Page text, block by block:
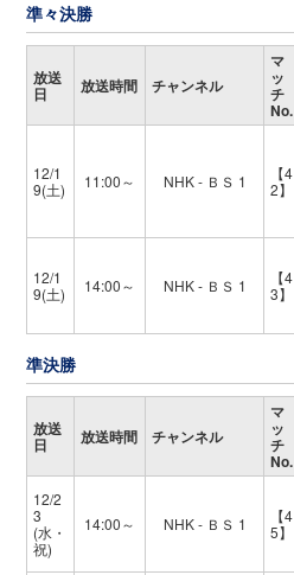
準々決勝
放送
日 放送時間 チャンネル
マ
ッ
チ
No.
12/1
9(土)
11:00～ NHK - ＢＳ 1
【4
2】
12/1
9(土)
14:00～ NHK - ＢＳ 1
【4
3】
準決勝
放送
日 放送時間 チャンネル
マ
ッ
チ
No.
12/2
3
(水・
祝)
14:00～ NHK - ＢＳ 1
【4
5】